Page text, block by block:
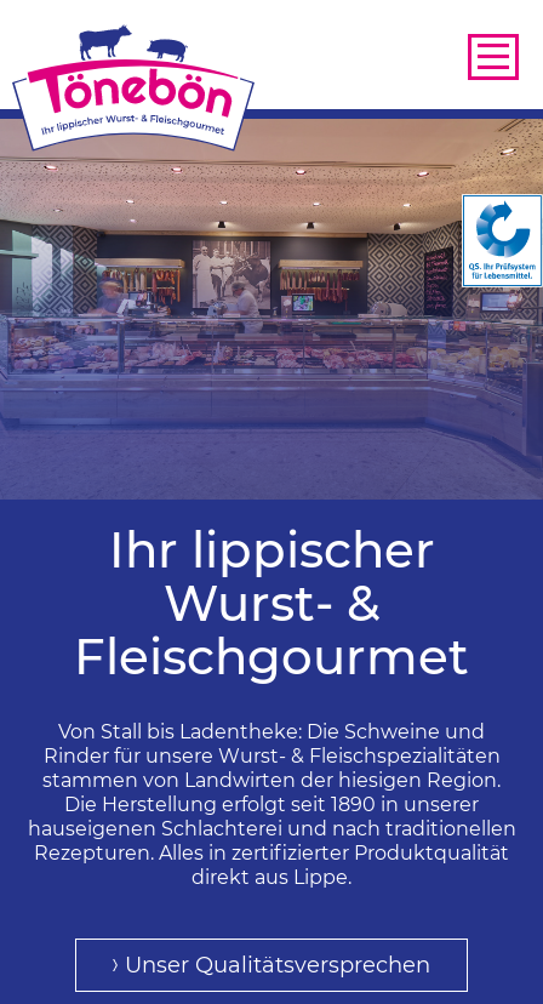
Ihr lippischer
Wurst- &
Fleischgourmet
Von Stall bis Ladentheke: Die Schweine und
Rinder für unsere Wurst- & Fleischspezialitäten
stammen von Landwirten der hiesigen Region.
Die Herstellung erfolgt seit 1890 in unserer
hauseigenen Schlachterei und nach traditionellen
Rezepturen. Alles in zertifizierter Produktqualität
direkt aus Lippe.
Unser Qualitätsversprechen